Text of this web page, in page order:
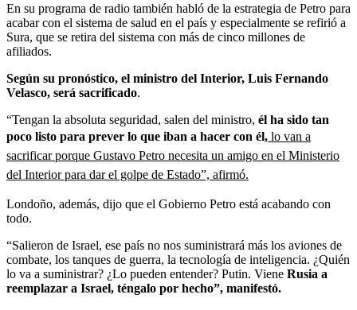
En su programa de radio también habló de la estrategia de Petro para
acabar con el sistema de salud en el país y especialmente se refirió a
Sura, que se retira del sistema con más de cinco millones de
afiliados.
Según su pronóstico, el ministro del Interior, Luis Fernando
Velasco, será sacrificado.
“Tengan la absoluta seguridad, salen del ministro, él ha sido tan
poco listo para prever lo que iban a hacer con él, lo van a
sacrificar porque Gustavo Petro necesita un amigo en el Ministerio
del Interior para dar el golpe de Estado”, afirmó.
Londoño, además, dijo que el Gobierno Petro está acabando con
todo.
“Salieron de Israel, ese país no nos suministrará más los aviones de
combate, los tanques de guerra, la tecnología de inteligencia. ¿Quién
lo va a suministrar? ¿Lo pueden entender? Putin. Viene Rusia a
reemplazar a Israel, téngalo por hecho”, manifestó.